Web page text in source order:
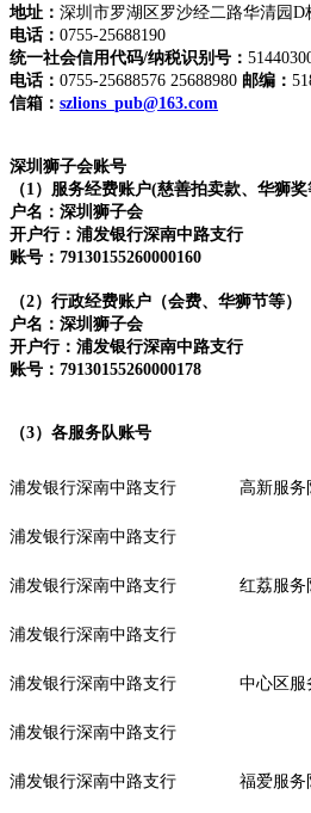
地址： 深圳市罗湖区罗沙经二路华清园D
电话： 0755-25688190
统一社会信用代码/纳税识别号：
电话： 0755-25688576 25688980 邮编：
信箱： szlions_pub@163.com
深圳狮子会账号
（1）服务经费账户(慈善拍卖款、华狮奖
户名：深圳狮子会
开户行：浦发银行深南中路支行
账号：79130155260000160
（2）行政经费账户（会费、华狮节等）
户名：深圳狮子会
开户行：浦发银行深南中路支行
账号：79130155260000178
（3）各服务队账号
浦发银行深南中路支行 高新服务
浦发银行深南中路支行
浦发银行深南中路支行 红荔服务
浦发银行深南中路支行
浦发银行深南中路支行 中心区服
浦发银行深南中路支行
浦发银行深南中路支行 福爱服务